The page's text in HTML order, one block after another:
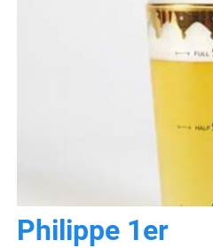
Philippe 1er